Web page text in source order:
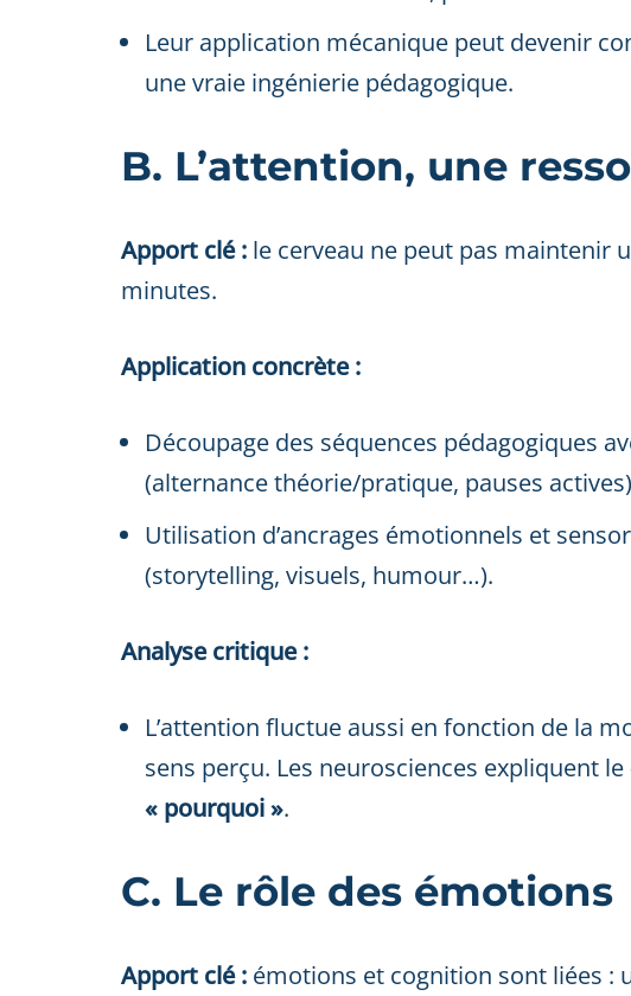
Leur application mécanique peut devenir
une vraie ingénierie pédagogique.
B. L’attention, une
Apport clé : le cerveau ne peut pas maintenir
minutes.
Application concrète :
Découpage des séquences pédagogiques
(alternance théorie/pratique, pauses
Utilisation d’ancrages émotionnels et
(storytelling, visuels, humour…).
Analyse critique :
L’attention fluctue aussi en fonction de la
sens perçu. Les neurosciences expliquent le
« pourquoi ».
C. Le rôle des émotions
Apport clé : émotions et cognition sont liées :